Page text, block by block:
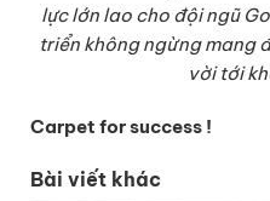
lực lớn lao cho đội ngũ
triển không ngừng mang
vời tới
Carpet for success !
Bài viết khác